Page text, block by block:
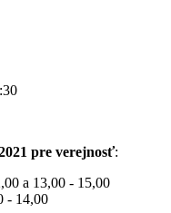
pre verejnosť:
a 13,00 - 15,00
- 14,00